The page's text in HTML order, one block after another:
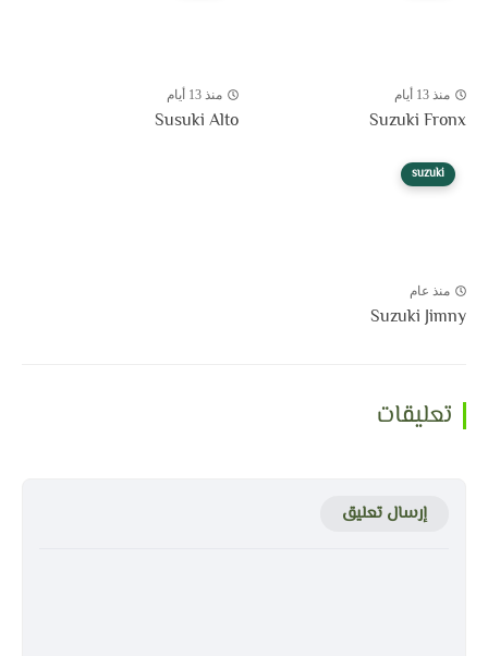
منذ 13 أيام
Suzuki Fronx
منذ 13 أيام
Susuki Alto
suzuki
منذ عام
Suzuki Jimny
تعليقات
إرسال تعليق